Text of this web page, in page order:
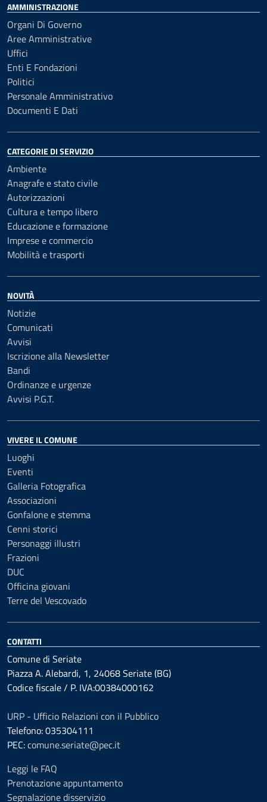
AMMINISTRAZIONE
Organi Di Governo
Aree Amministrative
Uffici
Enti E Fondazioni
Politici
Personale Amministrativo
Documenti E Dati
CATEGORIE DI SERVIZIO
Ambiente
Anagrafe e stato civile
Autorizzazioni
Cultura e tempo libero
Educazione e formazione
Imprese e commercio
Mobilità e trasporti
NOVITÀ
Notizie
Comunicati
Avvisi
Iscrizione alla Newsletter
Bandi
Ordinanze e urgenze
Avvisi P.G.T.
VIVERE IL COMUNE
Luoghi
Eventi
Galleria Fotografica
Associazioni
Gonfalone e stemma
Cenni storici
Personaggi illustri
Frazioni
DUC
Officina giovani
Terre del Vescovado
CONTATTI
Comune di Seriate
Piazza A. Alebardi, 1, 24068 Seriate (BG)
Codice fiscale / P. IVA:00384000162
URP - Ufficio Relazioni con il Pubblico
Telefono: 035304111
PEC:comune.seriate@pec.it
Leggi le FAQ
Prenotazione appuntamento
Segnalazione disservizio